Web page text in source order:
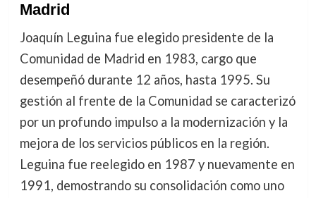
Madrid
Joaquín Leguina fue elegido presidente de la
Comunidad de Madrid en 1983, cargo que
desempeñó durante 12 años, hasta 1995. Su
gestión al frente de la Comunidad se caracterizó
por un profundo impulso a la modernización y la
mejora de los servicios públicos en la región.
Leguina fue reelegido en 1987 y nuevamente en
1991, demostrando su consolidación como uno